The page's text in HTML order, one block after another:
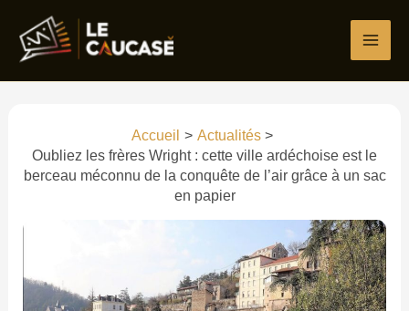
contenu
Accueil
Actualités
Oubliez les frères Wright : cette ville ardéchoise est le
berceau méconnu de la conquête de l’air grâce à un sac
en papier
ici…
mail*